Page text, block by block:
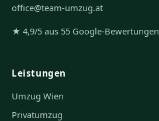
office@team-umzug.at
★ 4,9/5 aus 55 Google-Bewertungen
Leistungen
Umzug Wien
Privatumzug